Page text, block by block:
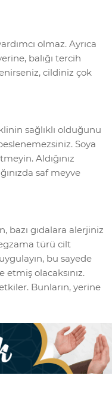
olmaz. Ayrıca
balığı tercih
cildiniz çok
sağlıklı olduğunu
Soya
Aldığınız
saf meyve
bazı gıdalara alerjiniz
türü cilt
bu sayede
olacaksınız.
Bunların, yerine